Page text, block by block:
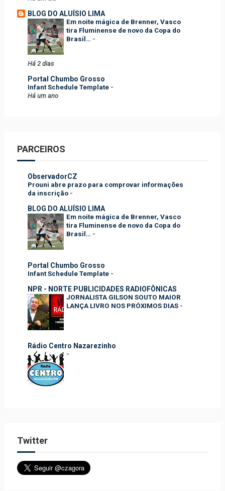
BLOG DO ALUÍSIO LIMA
Em noite mágica de Brenner, Vasco
tira Fluminense de novo da Copa do
Brasil… -
Há 2 dias
Portal Chumbo Grosso
Infant Schedule Template -
Há um ano
PARCEIROS
ObservadorCZ
Prouni abre prazo para comprovar informações
da inscrição -
BLOG DO ALUÍSIO LIMA
Em noite mágica de Brenner, Vasco
tira Fluminense de novo da Copa do
Brasil… -
Portal Chumbo Grosso
Infant Schedule Template -
NPR - NORTE PUBLICIDADES RADIOFÔNICAS
JORNALISTA GILSON SOUTO MAIOR
LANÇA LIVRO NOS PRÓXIMOS DIAS -
Rádio Centro Nazarezinho
-
Twitter